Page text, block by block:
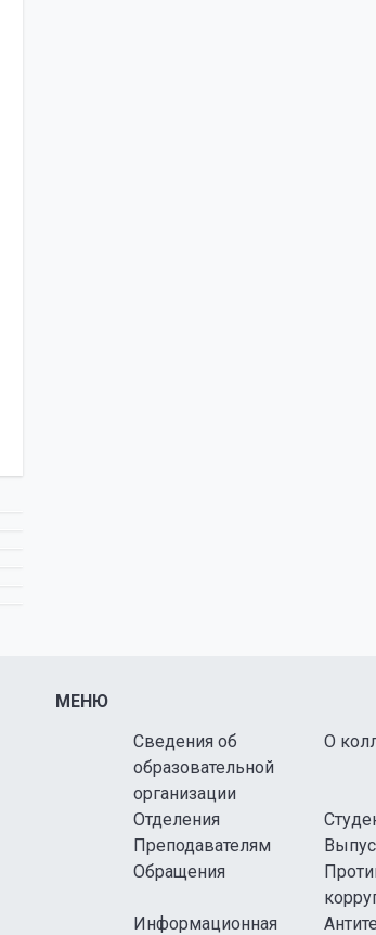
МЕНЮ
Сведения об
образовательной
организации
О
Отделения
Преподавателям
Обращения
Информационная